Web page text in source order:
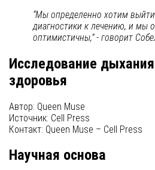
“Мы определенно хотим
диагностики к лечению, и мы
оптимистичны,” - говорит
Исследование
здоровья
Автор: Queen Muse
Источник: Cell Press
Контакт: Queen Muse – Cell Press
Научная основа